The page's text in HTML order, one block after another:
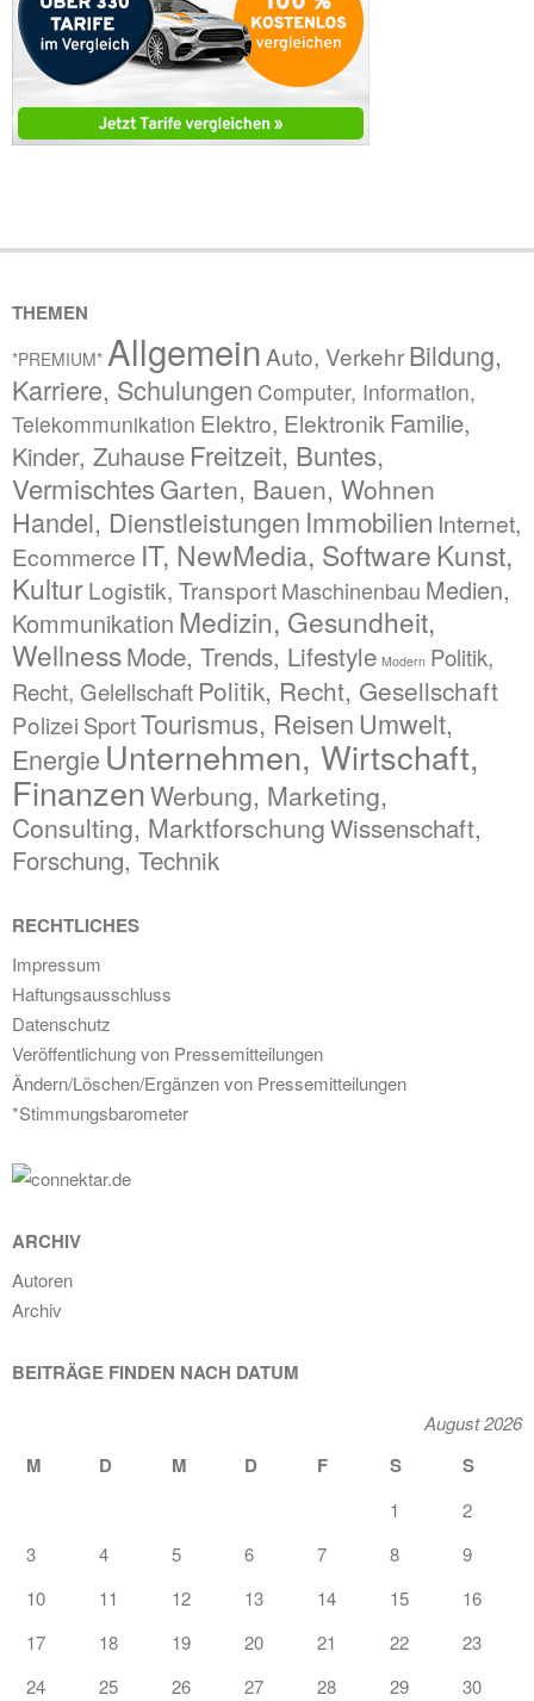
THEMEN
*PREMIUM* Allgemein Auto, VerkehrBildung,
Karriere, Schulungen Computer, Information,
Telekommunikation Elektro, Elektronik Familie,
Kinder, Zuhause Freitzeit, Buntes,
Vermischtes Garten, Bauen, Wohnen
Handel, Dienstleistungen Immobilien Internet,
Ecommerce IT, NewMedia, SoftwareKunst,
KulturLogistik, TransportMaschinenbau Medien,
Kommunikation Medizin, Gesundheit,
WellnessMode, Trends, Lifestyle Modern Politik,
Recht, Gelellschaft Politik, Recht, Gesellschaft
Polizei SportTourismus, Reisen Umwelt,
Energie Unternehmen, Wirtschaft,
FinanzenWerbung, Marketing,
Consulting, MarktforschungWissenschaft,
Forschung, Technik
RECHTLICHES
Impressum
Haftungsausschluss
Datenschutz
Veröffentlichung von Pressemitteilungen
Ändern/Löschen/Ergänzen von Pressemitteilungen
*Stimmungsbarometer
ARCHIV
Autoren
Archiv
BEITRÄGE FINDEN NACH DATUM
August 2026
M D M D F S S
1
2
3
4 5 6 7 8
9
10
11 12 13 14 15
16
17
18 19 20 21 22
23
24
25 26 27 28 29 30